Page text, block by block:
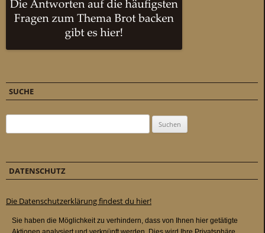
SUCHE
DATENSCHUTZ
Die Datenschutzerklärung findest du hier!